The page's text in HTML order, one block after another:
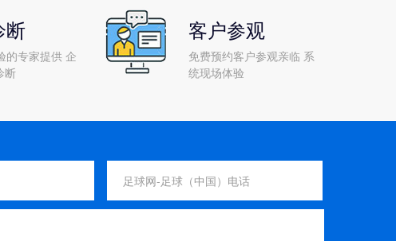
断
的专家提供 企
断
客户参观
免费预约客户参观亲临 系
统现场体验